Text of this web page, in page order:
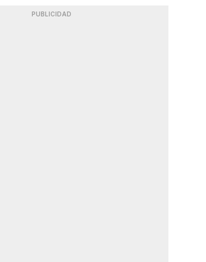
PUBLICIDAD